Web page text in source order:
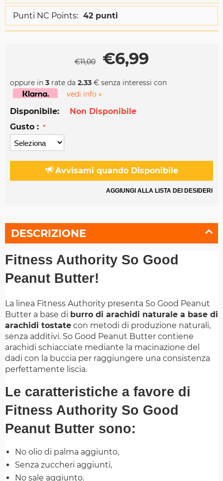
Punti NC Points: 42 punti
€11,00 €6,99
oppure in 3 rate da 2.33 € senza interessi con
vedi info »
Disponibile:
Non Disponibile
Gusto :
Avvisami quando Disponibile
AGGIUNGI ALLA LISTA DEI DESIDERI
DESCRIZIONE
Fitness Authority So Good
Peanut Butter!
La linea Fitness Authority presenta So Good Peanut
Butter a base di burro di arachidi naturale a base di
arachidi tostate con metodi di produzione naturali,
senza additivi. So Good Peanut Butter contiene
arachidi schiacciate mediante la macinazione del
dadi con la buccia per raggiungere una consistenza
perfettamente liscia.
Le caratteristiche a favore di
Fitness Authority So Good
Peanut Butter sono:
No olio di palma aggiunto,
Senza zuccheri aggiunti,
No sale aggiunto.